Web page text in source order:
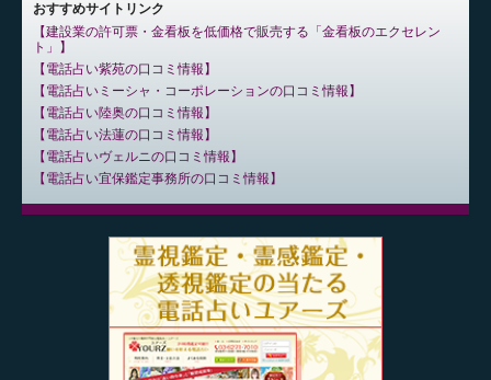
おすすめサイトリンク
建設業の許可票・金看板を低価格で販売する「金看板のエクセレン
ト」
電話占い紫苑の口コミ情報
電話占いミーシャ・コーポレーションの口コミ情報
電話占い陸奥の口コミ情報
電話占い法蓮の口コミ情報
電話占いヴェルニの口コミ情報
電話占い宜保鑑定事務所の口コミ情報